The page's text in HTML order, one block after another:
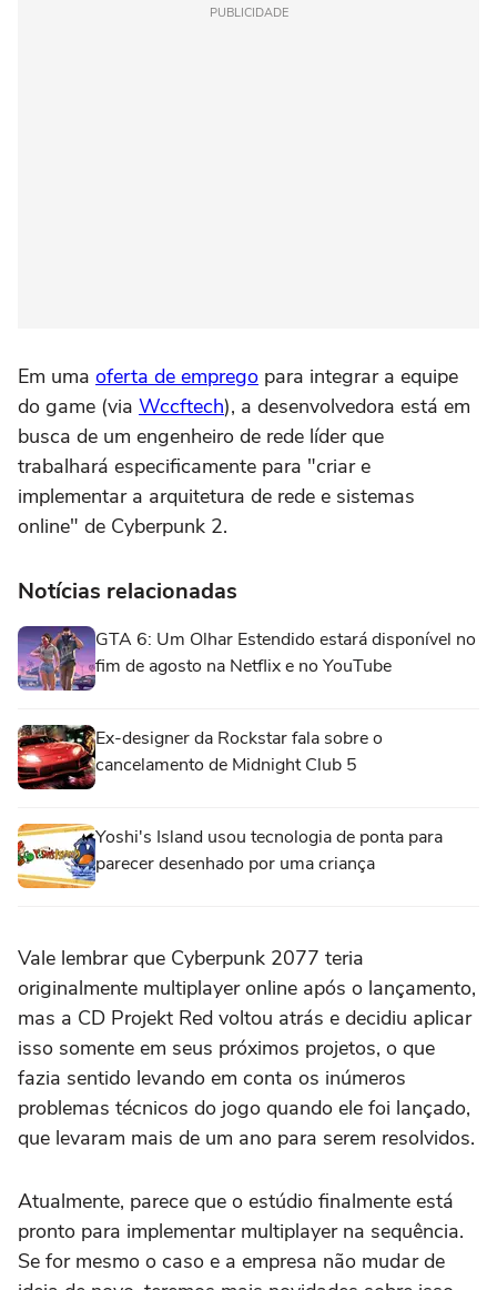
PUBLICIDADE
Em uma oferta de emprego para integrar a equipe
do game (via Wccftech), a desenvolvedora está em
busca de um engenheiro de rede líder que
trabalhará especificamente para "criar e
implementar a arquitetura de rede e sistemas
online" de Cyberpunk 2.
Notícias relacionadas
GTA 6: Um Olhar Estendido estará disponível no
fim de agosto na Netflix e no YouTube
Ex-designer da Rockstar fala sobre o
cancelamento de Midnight Club 5
Yoshi's Island usou tecnologia de ponta para
parecer desenhado por uma criança
Vale lembrar que Cyberpunk 2077 teria
originalmente multiplayer online após o lançamento,
mas a CD Projekt Red voltou atrás e decidiu aplicar
isso somente em seus próximos projetos, o que
fazia sentido levando em conta os inúmeros
problemas técnicos do jogo quando ele foi lançado,
que levaram mais de um ano para serem resolvidos.
Atualmente, parece que o estúdio finalmente está
pronto para implementar multiplayer na sequência.
Se for mesmo o caso e a empresa não mudar de